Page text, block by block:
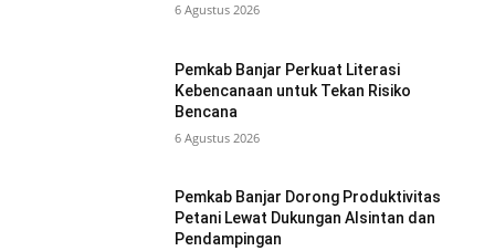
6 Agustus 2026
Pemkab Banjar Perkuat Literasi
Kebencanaan untuk Tekan Risiko
Bencana
6 Agustus 2026
Pemkab Banjar Dorong Produktivitas
Petani Lewat Dukungan Alsintan dan
Pendampingan